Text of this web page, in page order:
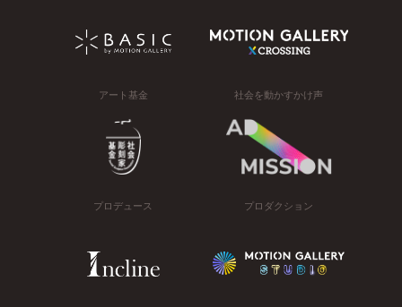
アート基金 社会を動かすかけ声
プロデュース プロダクション